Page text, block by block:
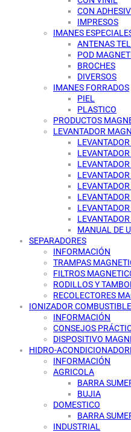
CON
IMPRESOS
IMANES
ANTENAS
POD
BROCHES
DIVERSOS
IMANES FORRADOS
PIEL
PLASTICO
PRODUCTOS
LEVANTADOR
MANUAL DE
SEPARADORES
INFORMACIÓN
TRAMPAS
FILTROS
RODILLOS Y
RECOLECTORES
IONIZADOR COMBUSTIBLE
INFORMACIÓN
CONSEJOS
DISPOSITIVO
HIDRO-
INFORMACIÓN
AGRICOLA
BARRA
BUJIA
DOMESTICO
BARRA
INDUSTRIAL